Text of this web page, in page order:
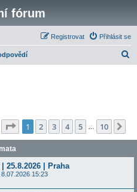
fórum
Přihlásit se
Registrovat
Stránka z 10
1 2 3 4 5 10
25.8.2026 | Praha
8.07.2026 15:23